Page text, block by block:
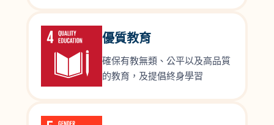
優質教育
確保有教無類、公平以及高品質
的教育，及提倡終身學習